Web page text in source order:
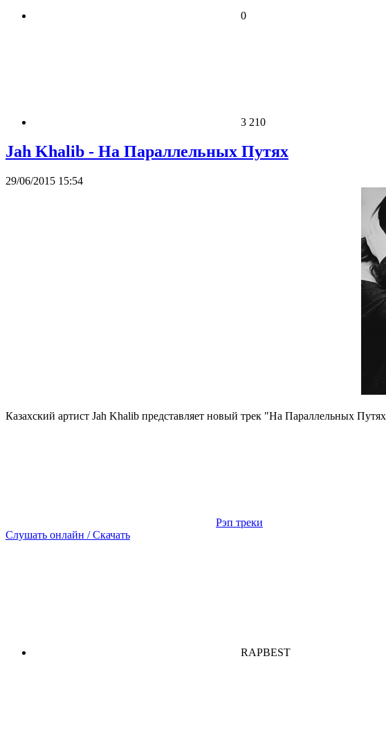
0
3 210
Jah Khalib - На Параллельных Путях
29/06/2015 15:54
Казахский артист Jah Khalib представляет новый трек "На Параллельных
Рэп треки
Слушать онлайн / Скачать
RAPBEST